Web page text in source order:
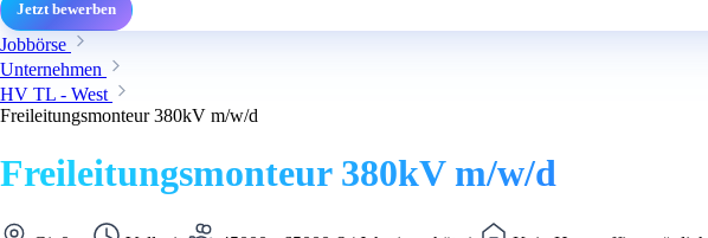
Jetzt bewerben
Jobbörse
Unternehmen
HV TL - West
Freileitungsmonteur 380kV m/w/d
Freileitungsmonteur 380kV m/w/d